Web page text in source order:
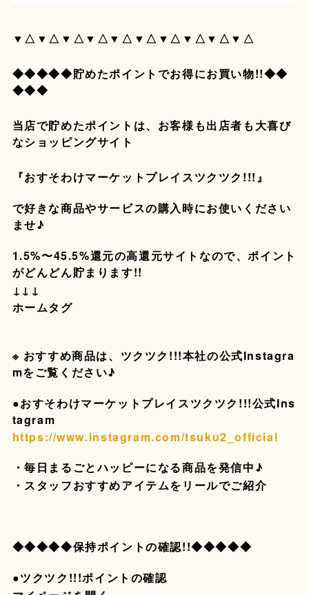
▼△▼△▼△▼△▼△▼△▼△▼△▼△▼△
◆◆◆◆◆貯めたポイントでお得にお買い物!!◆◆
◆◆◆
当店で貯めたポイントは、お客様も出店者も大喜び
なショッピングサイト
『おすそわけマーケットプレイスツクツク!!!』
で好きな商品やサービスの購入時にお使いください
ませ♪
1.5%〜45.5%還元の高還元サイトなので、ポイント
がどんどん貯まります!!
↓↓↓
ホームタグ
※ おすすめ商品は、ツクツク!!!本社の公式Instagra
mをご覧ください♪
●おすそわけマーケットプレイスツクツク!!!公式Ins
tagram
https://www.instagram.com/tsuku2_official
・毎日まるごとハッピーになる商品を発信中♪
・スタッフおすすめアイテムをリールでご紹介
◆◆◆◆◆保持ポイントの確認!!◆◆◆◆◆
●ツクツク!!!ポイントの確認